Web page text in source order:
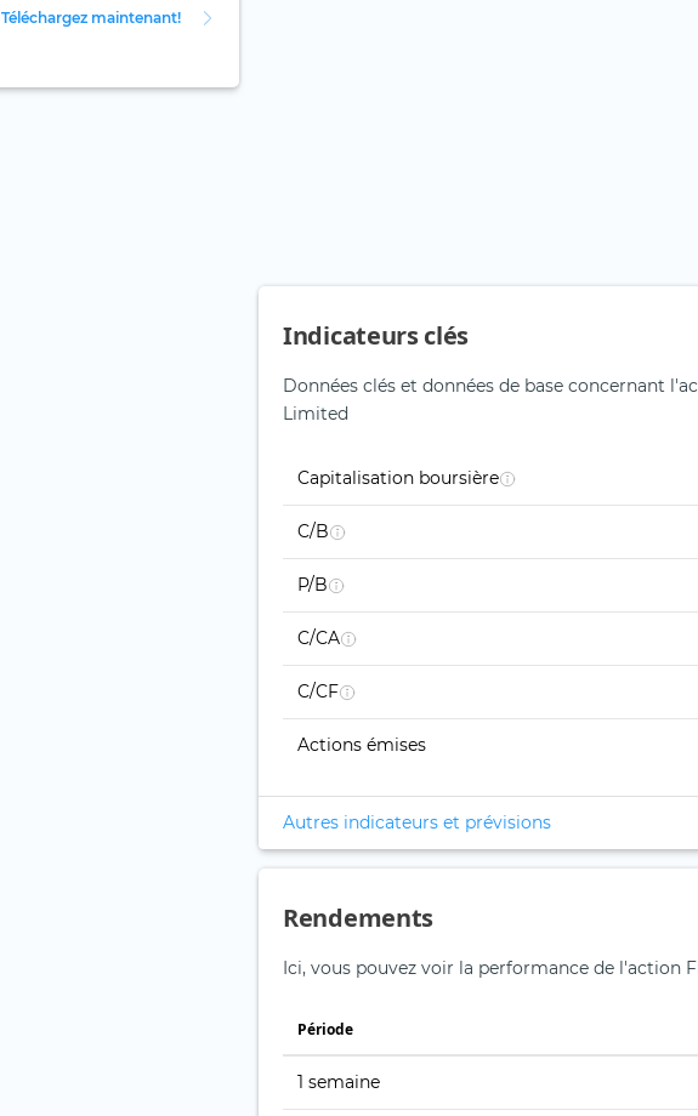
Téléchargez maintenant!
Indicateurs clés
Données clés et données de base concernant
Limited
Capitalisation boursière
C/B
P/B
C/CA
C/CF
Actions émises
Autres indicateurs et prévisions
Rendements
Ici, vous pouvez voir la performance de l'action
Période
1 semaine